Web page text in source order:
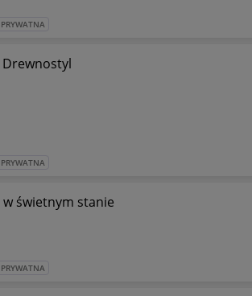
Drewnostyl
świetnym stanie